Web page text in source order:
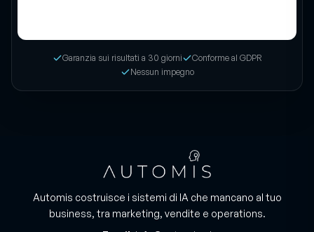
Garanzia sui risultati a 30 giorni
Conforme al GDPR
Nessun impegno
Automis costruisce i sistemi di IA che mancano al tuo
business, tra marketing, vendite e operations.